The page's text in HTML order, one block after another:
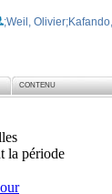
;Weil, Olivier
CONTENU